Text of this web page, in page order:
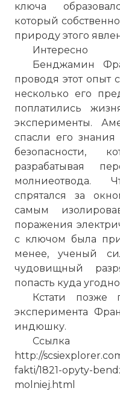
ключа
который
природу этого
Интересно
Бенджамин
проводя этот опыт
несколько его
поплатились
эксперименты.
спасли его знания
безопасности,
разрабатывая
молниеотвода.
спрятался за
самым
поражения
с ключом была
менее, ученый
чудовищный
попасть куда
Кстати позже
эксперимента
индюшку.
Ссылка
http://
fakti/1821-opyty-
molniej.html